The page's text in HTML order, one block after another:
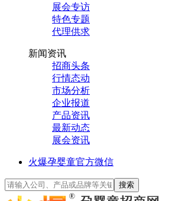
展会专访
特色专题
代理供求
新闻资讯
招商头条
行情态动
市场分析
企业报道
产品资讯
最新动态
展会资讯
火爆孕婴童官方微信